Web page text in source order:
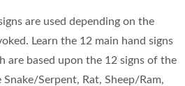
are used depending on the
Learn the 12 main hand signs
are based upon the 12 signs of the
Snake/Serpent, Rat, Sheep/Ram,